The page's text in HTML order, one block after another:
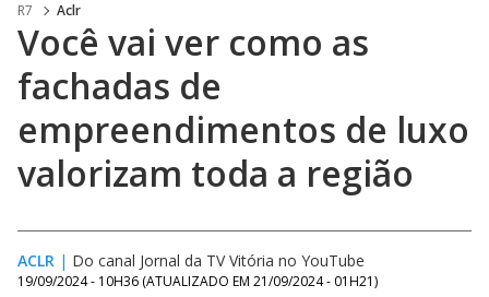
R7 Aclr
Você vai ver como as
fachadas de
empreendimentos de luxo
valorizam toda a região
ACLR | Do canal Jornal da TV Vitória no YouTube
19/09/2024 - 10H36 (ATUALIZADO EM 21/09/2024 - 01H21)